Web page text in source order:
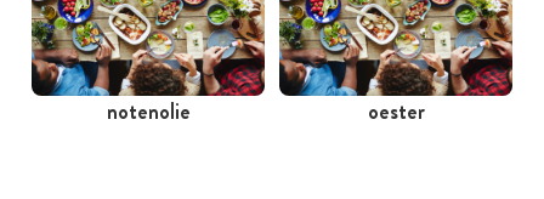
notenolie oester